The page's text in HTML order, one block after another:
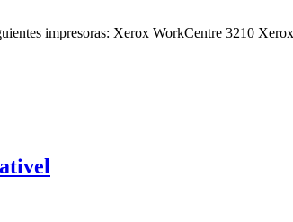
impresoras: Xerox WorkCentre 3210